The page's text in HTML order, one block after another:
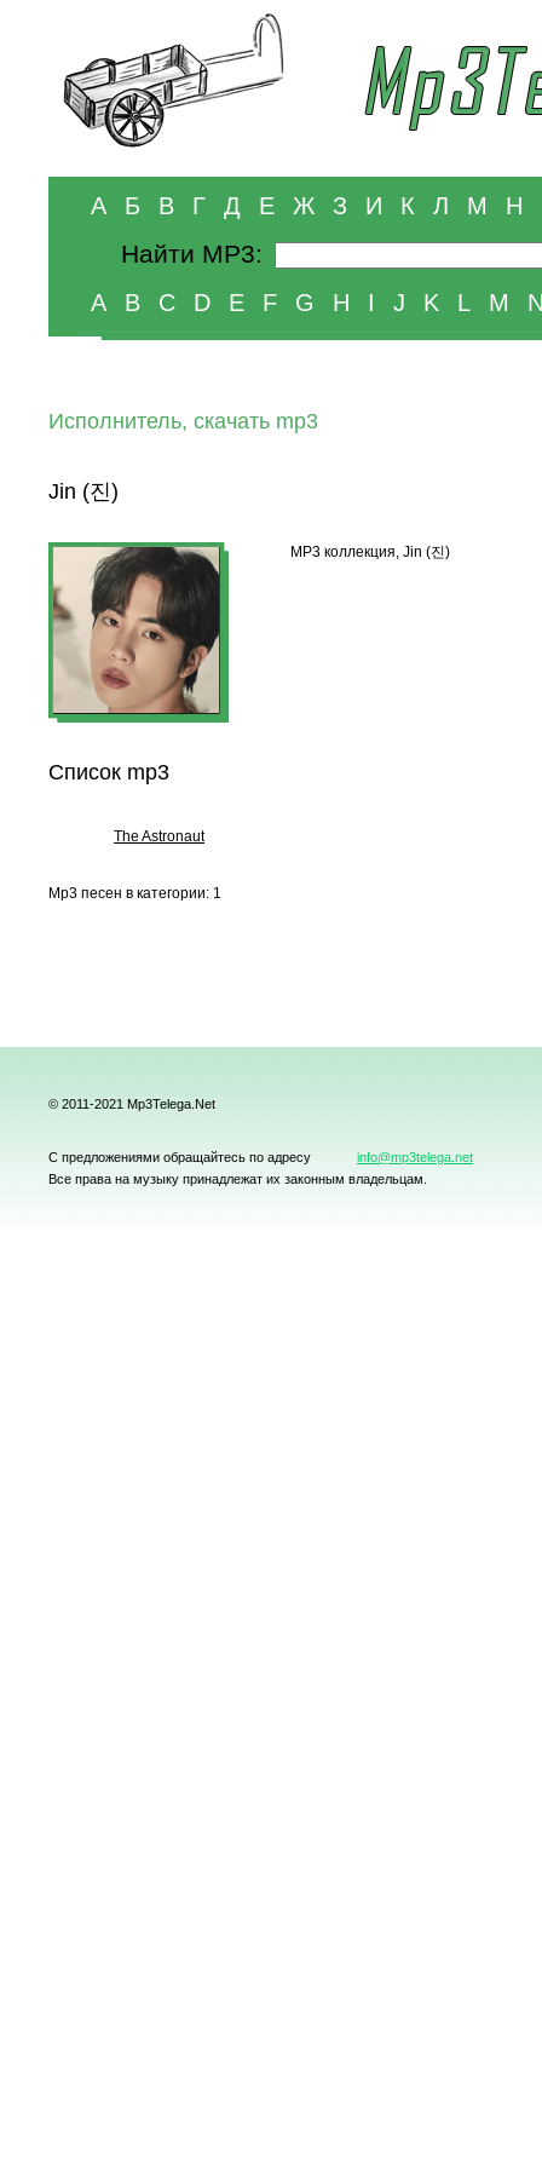
А Б В Г Д Е Ж З И К Л М Н
Найти MP3:
A B C D E F G H I J K L M
Исполнитель, скачать mp3
Jin (진)
MP3 коллекция, Jin (진)
Список mp3
The Astronaut
Mp3 песен в категории: 1
© 2011-2021 Mp3Telega.Net
С предложениями обращайтесь по адресу
info@mp3telega.net
Все права на музыку принадлежат их законным владельцам.